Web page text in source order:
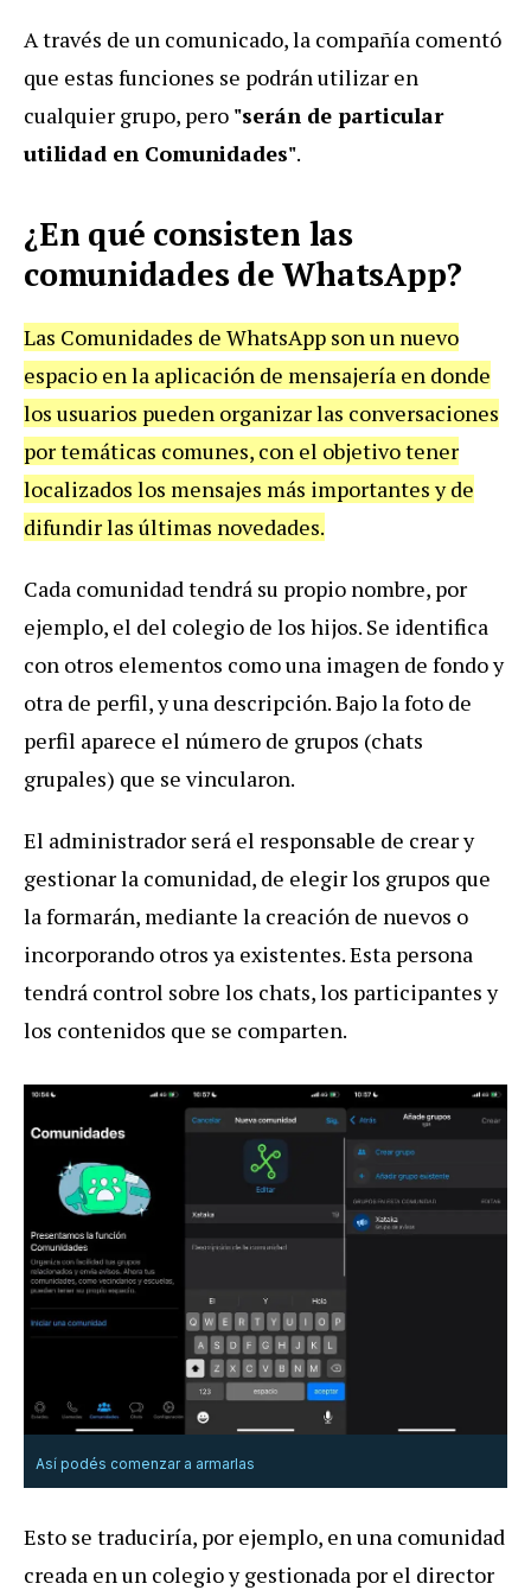
A través de un comunicado, la compañía comentó
que estas funciones se podrán utilizar en
cualquier grupo, pero "serán de particular
utilidad en Comunidades".
¿En qué consisten las
comunidades de WhatsApp?
Las Comunidades de WhatsApp son un nuevo
espacio en la aplicación de mensajería en donde
los usuarios pueden organizar las conversaciones
por temáticas comunes, con el objetivo tener
localizados los mensajes más importantes y de
difundir las últimas novedades.
Cada comunidad tendrá su propio nombre, por
ejemplo, el del colegio de los hijos. Se identifica
con otros elementos como una imagen de fondo y
otra de perfil, y una descripción. Bajo la foto de
perfil aparece el número de grupos (chats
grupales) que se vincularon.
El administrador será el responsable de crear y
gestionar la comunidad, de elegir los grupos que
la formarán, mediante la creación de nuevos o
incorporando otros ya existentes. Esta persona
tendrá control sobre los chats, los participantes y
los contenidos que se comparten.
Así podés comenzar a armarlas
Esto se traduciría, por ejemplo, en una comunidad
creada en un colegio y gestionada por el director